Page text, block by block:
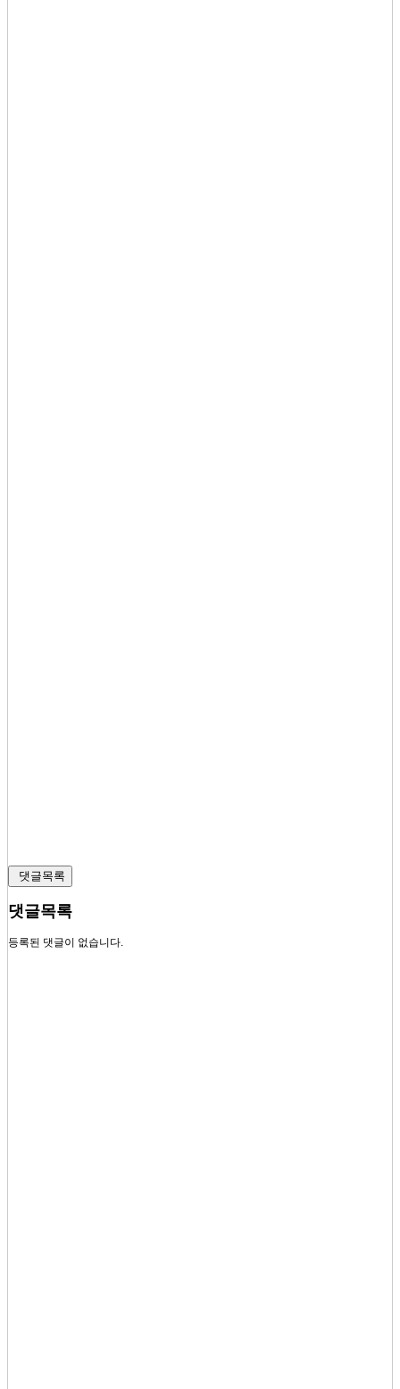
댓글목록
댓글목록
등록된 댓글이 없습니다.